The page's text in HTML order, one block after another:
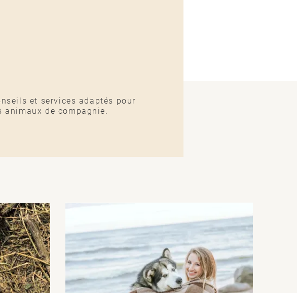
et services adaptés pour
de compagnie.